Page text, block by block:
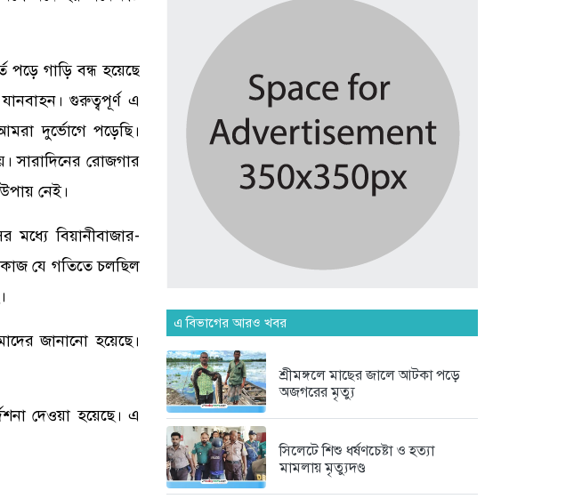
পড়ে গাড়ি বন্ধ হয়েছে
গুরুত্বপূর্ণ এ
দুর্ভোগে পড়েছি।
সারাদিনের রোজগার
নেই।
মধ্যে বিয়ানীবাজার-
কাজ যে গতিতে চলছিল
জানানো হয়েছে।
দেওয়া হয়েছে। এ
যে ৭ অভ্যাস আপনার হৃদরোগের...
সচিবালয় ঘেরাও করতে গেল ১১...
রাষ্ট্রপতি নির্বাচন ২০ আগস্ট
২ দিন আগে
মানিকগঞ্জে পাটের ভরা মৌসুম, ব্যস্ত...
১ সপ্তাহ আগে
দৃষ্টিশক্তির জন্য আল্লাহর কৃতজ্ঞতা
প্রকাশ...
মৌলভীবাজার জেলা তালামীযের
১ সপ্তাহ আগে
এ বিভাগের আরও খবর
শ্রীমঙ্গলে মাছের জালে আটকা পড়ে
অজগরের মৃত্যু
সিলেটে শিশু ধর্ষণচেষ্টা ও হত্যা
মামলায় মৃত্যুদণ্ড